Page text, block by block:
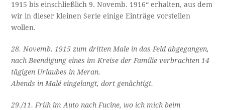
1915 bis einschließlich 9. Novemb. 1916“ erhalten, aus dem
wir in dieser kleinen Serie einige Einträge vorstellen
wollen.
28. Novemb. 1915 zum dritten Male in das Feld abgegangen,
nach Beendigung eines im Kreise der Familie verbrachten 14
tägigen Urlaubes in Meran.
Abends in Malé eingelangt, dort genächtigt.
29./11. Früh im Auto nach Fucine, wo ich mich beim